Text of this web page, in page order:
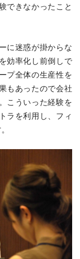
できなかったこと
に迷惑が掛からな
効率化し前倒しで
プ全体の生産性を
もあったので会社
こういった経験を
ラを利用し、フィ